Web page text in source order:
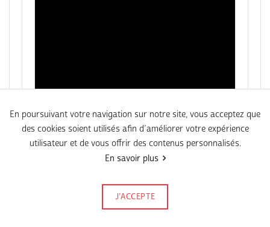
Signalez-le
VIDEO
Emission janvier 2017
En poursuivant votre navigation sur notre site, vous acceptez que
des cookies soient utilisés afin d’améliorer votre expérience
utilisateur et de vous offrir des contenus personnalisés.
En savoir plus
J’ACCEPTE